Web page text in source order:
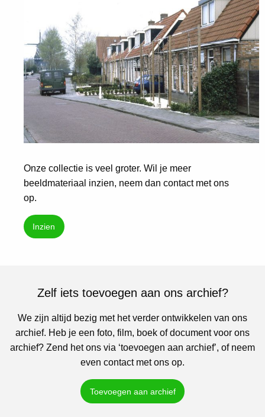
Onze collectie is veel groter. Wil je meer
beeldmateriaal inzien, neem dan contact met ons
op.
Inzien
Zelf iets toevoegen aan ons archief?
We zijn altijd bezig met het verder ontwikkelen van ons
archief. Heb je een foto, film, boek of document voor ons
archief? Zend het ons via ‘toevoegen aan archief’, of neem
even contact met ons op.
Toevoegen aan archief